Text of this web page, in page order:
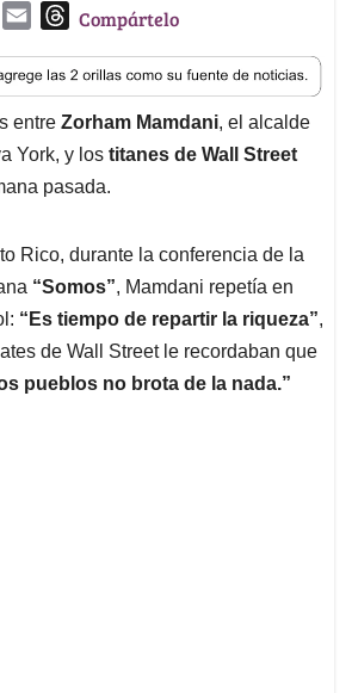
a
i
l
T
r
e
a
d
s
Compártelo
entre Zorham Mamdani, el alcalde
York, y los titanes de Wall Street
pasada.
Rico, durante la conferencia de la
“Somos”, Mamdani repetía en
“Es tiempo de repartir la riqueza”,
de Wall Street le recordaban que
pueblos no brota de la nada.”